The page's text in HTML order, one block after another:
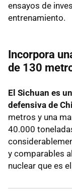
ensayos de
entrenamiento.
Incorpora
de 130
El Sichuan es
defensiva de
metros y una
40.000
y comparables al
nuclear que es